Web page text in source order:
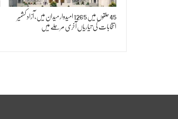
45 حلقوں میں 1265 امیدوار میدان میں، آزاد کشمیر
انتخابات کی تیاریاں آخری مرحلے میں